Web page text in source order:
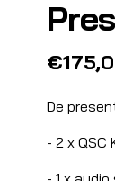
De
- 2 x QSC